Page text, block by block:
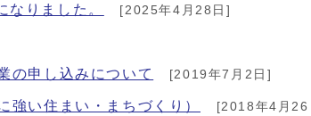
りました。 [2025年4月28日]
の申し込みについて [2019年7月2日]
強い住まい・まちづくり） [2018年4月